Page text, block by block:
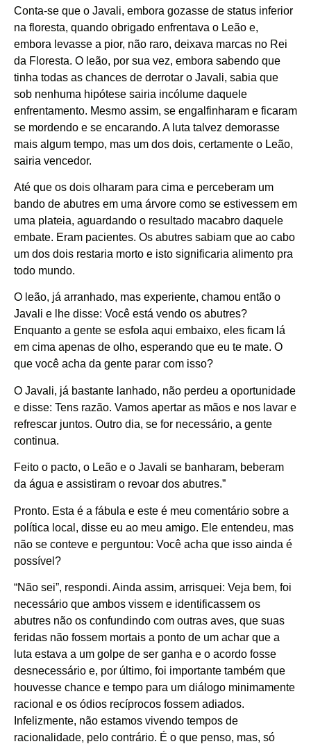
Conta-se que o Javali, embora gozasse de status inferior
na floresta, quando obrigado enfrentava o Leão e,
embora levasse a pior, não raro, deixava marcas no Rei
da Floresta. O leão, por sua vez, embora sabendo que
tinha todas as chances de derrotar o Javali, sabia que
sob nenhuma hipótese sairia incólume daquele
enfrentamento. Mesmo assim, se engalfinharam e ficaram
se mordendo e se encarando. A luta talvez demorasse
mais algum tempo, mas um dos dois, certamente o Leão,
sairia vencedor.
Até que os dois olharam para cima e perceberam um
bando de abutres em uma árvore como se estivessem em
uma plateia, aguardando o resultado macabro daquele
embate. Eram pacientes. Os abutres sabiam que ao cabo
um dos dois restaria morto e isto significaria alimento pra
todo mundo.
O leão, já arranhado, mas experiente, chamou então o
Javali e lhe disse: Você está vendo os abutres?
Enquanto a gente se esfola aqui embaixo, eles ficam lá
em cima apenas de olho, esperando que eu te mate. O
que você acha da gente parar com isso?
O Javali, já bastante lanhado, não perdeu a oportunidade
e disse: Tens razão. Vamos apertar as mãos e nos lavar e
refrescar juntos. Outro dia, se for necessário, a gente
continua.
Feito o pacto, o Leão e o Javali se banharam, beberam
da água e assistiram o revoar dos abutres.”
Pronto. Esta é a fábula e este é meu comentário sobre a
política local, disse eu ao meu amigo. Ele entendeu, mas
não se conteve e perguntou: Você acha que isso ainda é
possível?
“Não sei”, respondi. Ainda assim, arrisquei: Veja bem, foi
necessário que ambos vissem e identificassem os
abutres não os confundindo com outras aves, que suas
feridas não fossem mortais a ponto de um achar que a
luta estava a um golpe de ser ganha e o acordo fosse
desnecessário e, por último, foi importante também que
houvesse chance e tempo para um diálogo minimamente
racional e os ódios recíprocos fossem adiados.
Infelizmente, não estamos vivendo tempos de
racionalidade, pelo contrário. É o que penso, mas, só